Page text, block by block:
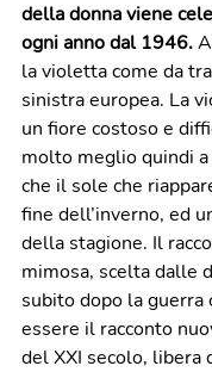
della donna viene
ogni anno dal 1946.
la violetta come da
sinistra europea. La
un fiore costoso e
molto meglio quindi
che il sole che
fine dell’inverno, ed
della stagione. Il
mimosa, scelta dalle
subito dopo la guerra
essere il racconto
del XXI secolo, libera